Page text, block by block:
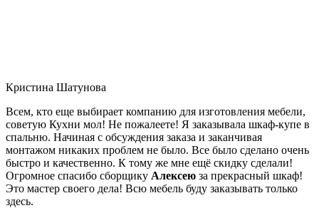
Кристина Шатунова
Всем, кто еще выбирает компанию для изготовления мебели,
советую Кухни мол! Не пожалеете! Я заказывала шкаф-купе в
спальню. Начиная с обсуждения заказа и заканчивая
монтажом никаких проблем не было. Все было сделано очень
быстро и качественно. К тому же мне ещё скидку сделали!
Огромное спасибо сборщику Алексею за прекрасный шкаф!
Это мастер своего дела! Всю мебель буду заказывать только
здесь.